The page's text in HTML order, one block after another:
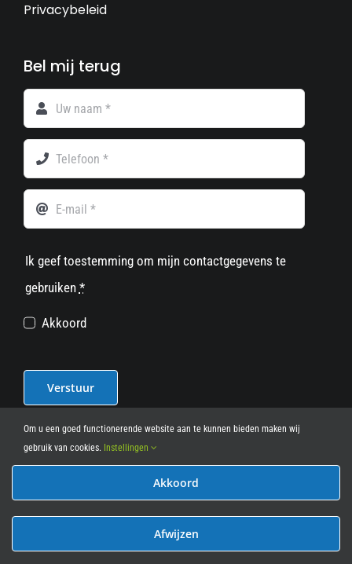
Privacybeleid
Bel mij terug
Ik geef toestemming om mijn contactgegevens te
gebruiken *
Akkoord
Verstuur
© 2012 - 2026• Leasy Bike • All Rights Reserved • powered
Om u een goed functionerende website aan te kunnen bieden maken wij
gebruik van cookies. Instellingen
Akkoord
Afwijzen